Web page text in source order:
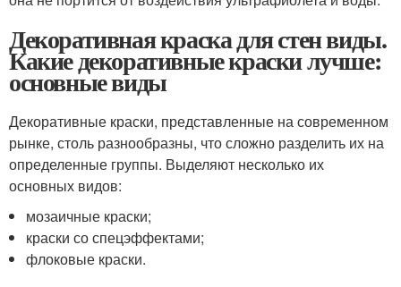
Декоративная краска для стен виды.
Какие декоративные краски лучше:
основные виды
Декоративные краски, представленные на современном
рынке, столь разнообразны, что сложно разделить их на
определенные группы. Выделяют несколько их
основных видов:
мозаичные краски;
краски со спецэффектами;
флоковые краски.